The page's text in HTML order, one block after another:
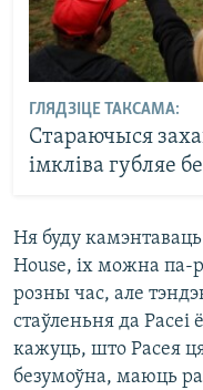
ГЛЯДЗІЦЕ ТАКСАМА:
Стараючыся
імкліва губляе
Ня буду
House, іх можна па-
розны час, але
стаўленьня да Расеі
кажуць, што Расея
безумоўна, маюць